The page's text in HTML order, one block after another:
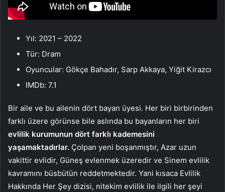
Yıl: 2021 – 2022
Tür: Dram
Oyuncular: Gökçe Bahadır, Sarp Akkaya, Yiğit Kirazcı
IMDb: 7.1
Bir aile ve bu ailenin dört bayan üyesi. Her biri birbirinden
farklı üzere görünse bile aslında bu bayanların her biri
evlilik kurumunun dört farklı kademesini
yaşamaktadırlar. Çolpan yeni boşanmıştır, Azar uzun
vakittir evlidir, Güneş evlenmek üzeredir ve Sinem evlilik
kavramını büsbütün reddetmektedir. Yani kısaca Evlilik
Hakkında Her Şey dizisi, nitekim evlilik ile ilgili her şeyi